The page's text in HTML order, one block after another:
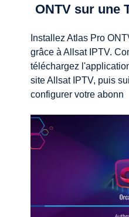
ONTV sur une
Installez Atlas Pro
grâce à Allsat IPTV.
téléchargez
site Allsat IPTV, puis
configurer votre abonn